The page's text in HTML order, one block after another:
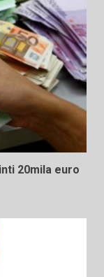
20mila euro